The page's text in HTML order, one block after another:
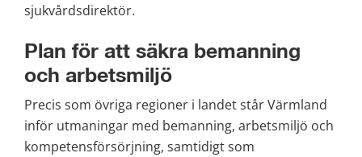
sjukvårdsdirektör.
Plan för att säkra bemanning
och arbetsmiljö
Precis som övriga regioner i landet står Värmland
inför utmaningar med bemanning, arbetsmiljö och
kompetensförsörjning, samtidigt som